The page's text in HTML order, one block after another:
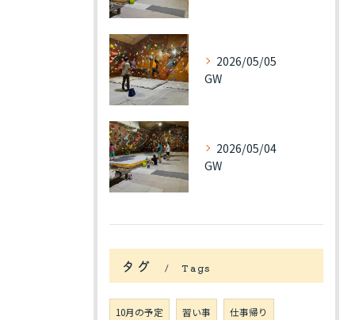
2026/05/05
GW
2026/05/04
GW
タグ Tags
10月の予定 習い事 仕事帰り